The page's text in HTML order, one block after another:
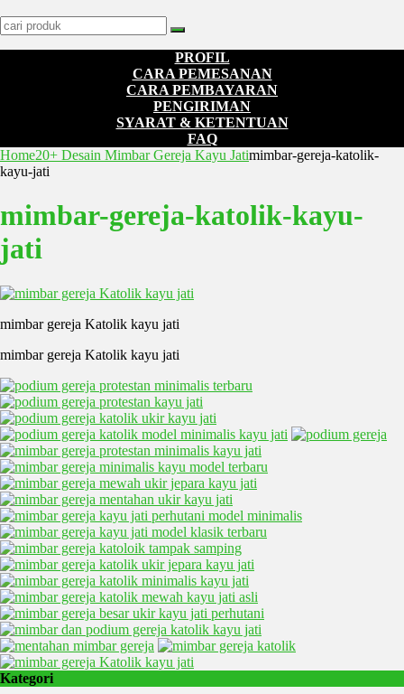
PROFIL
CARA PEMESANAN
CARA PEMBAYARAN
PENGIRIMAN
SYARAT & KETENTUAN
FAQ
Home20+ Desain Mimbar Gereja Kayu Jatimimbar-gereja-katolik-
kayu-jati
mimbar-gereja-katolik-kayu-
jati
mimbar gereja Katolik kayu jati
mimbar gereja Katolik kayu jati
Kategori